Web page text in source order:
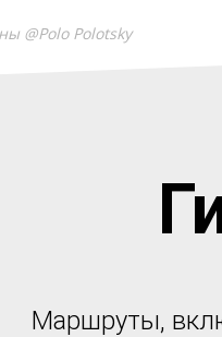
@Polo Polotsky
Маршруты,